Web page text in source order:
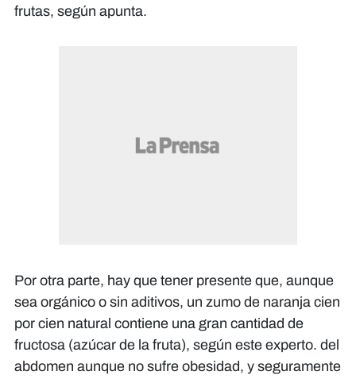
frutas, según apunta.
Por otra parte, hay que tener presente que, aunque
sea orgánico o sin aditivos, un zumo de naranja cien
por cien natural contiene una gran cantidad de
fructosa (azúcar de la fruta), según este experto. del
abdomen aunque no sufre obesidad, y seguramente